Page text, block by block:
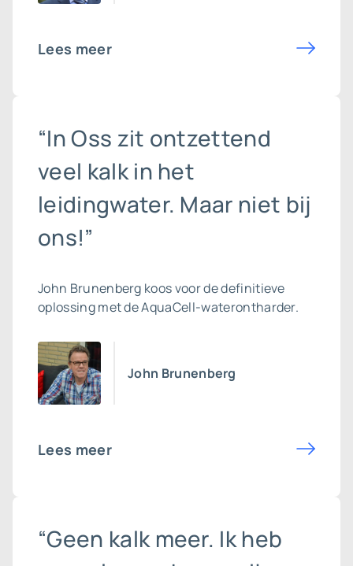
Lees meer
“In Oss zit ontzettend
veel kalk in het
leidingwater. Maar niet bij
ons!”
John Brunenberg koos voor de definitieve
oplossing met de AquaCell-waterontharder.
John Brunenberg
Lees meer
“Geen kalk meer. Ik heb